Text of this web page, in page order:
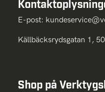
E-post:
Källbäcksrydsgatan 1,
Shop på